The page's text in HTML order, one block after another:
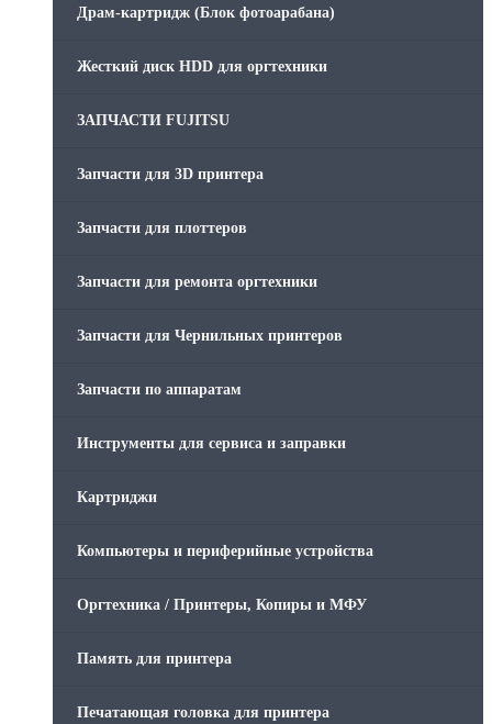
Драм-картридж (Блок фотоарабана)
Жесткий диск HDD для оргтехники
ЗАПЧАСТИ FUJITSU
Запчасти для 3D принтера
Запчасти для плоттеров
Запчасти для ремонта оргтехники
Запчасти для Чернильных принтеров
Запчасти по аппаратам
Инструменты для сервиса и заправки
Картриджи
Компьютеры и периферийные устройства
Оргтехника / Принтеры, Копиры и МФУ
Память для принтера
Печатающая головка для принтера